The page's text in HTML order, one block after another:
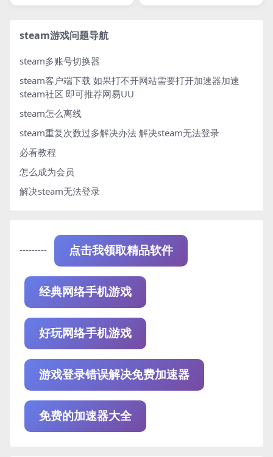
steam游戏问题导航
steam多账号切换器
steam客户端下载 如果打不开网站需要打开加速器加速
steam社区 即可推荐网易UU
steam怎么离线
steam重复次数过多解决办法 解决steam无法登录
必看教程
怎么成为会员
解决steam无法登录
--------- 点击我领取精品软件
经典网络手机游戏
好玩网络手机游戏
游戏登录错误解决免费加速器
免费的加速器大全